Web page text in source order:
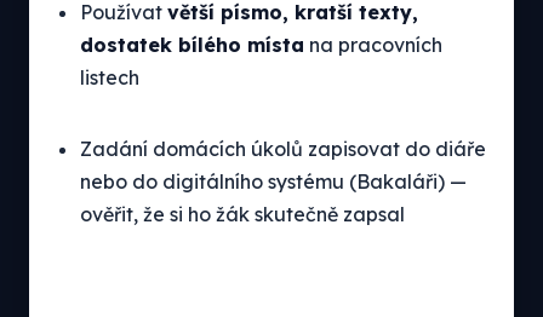
Používat větší písmo, kratší texty,
dostatek bílého místa na pracovních
listech
Zadání domácích úkolů zapisovat do diáře
nebo do digitálního systému (Bakaláři) —
ověřit, že si ho žák skutečně zapsal